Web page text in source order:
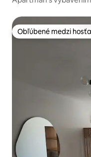
Obľúbené medzi
Obľúbené medzi